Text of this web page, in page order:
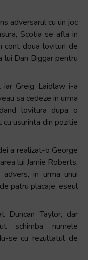
adversarul cu un joc
Scotia se afla in
cont doua lovituri de
lui Dan Biggar pentru
Greig Laidlaw i-a
sa cedeze in urma
lovitura dupa o
usurinta din pozitie
a realizat-o George
lui Jamie Roberts,
in urma unui
patru placaje, eseul
Duncan Taylor, dar
schimba numele
se cu rezultatul de